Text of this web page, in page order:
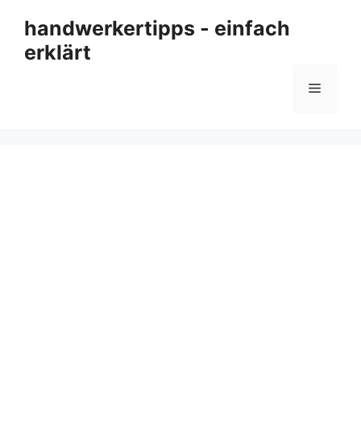
Inhalt
springen
handwerkertipps - einfach
erklärt
Menü